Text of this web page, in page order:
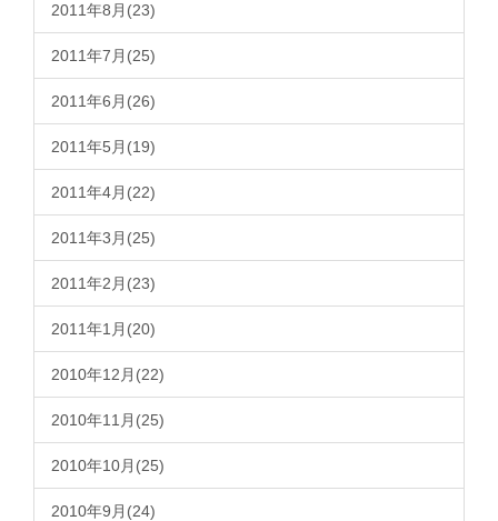
2011年8月(23)
2011年7月(25)
2011年6月(26)
2011年5月(19)
2011年4月(22)
2011年3月(25)
2011年2月(23)
2011年1月(20)
2010年12月(22)
2010年11月(25)
2010年10月(25)
2010年9月(24)